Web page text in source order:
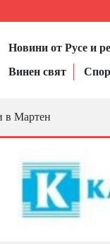
Новини от Русе и
Винен свят
в Мартен